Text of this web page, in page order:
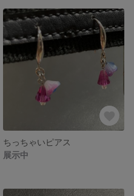
ちっちゃいピアス
展示中